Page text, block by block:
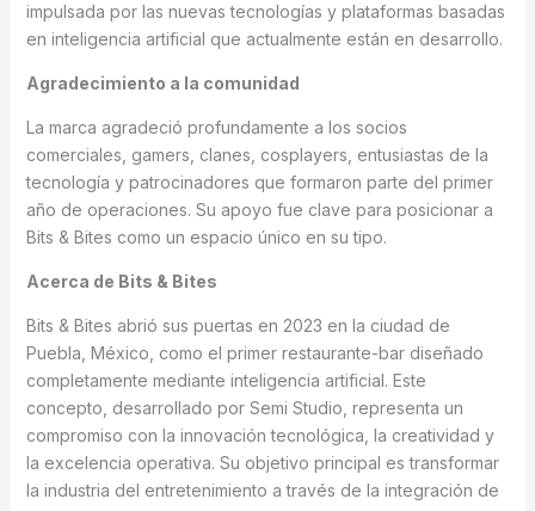
impulsada por las nuevas tecnologías y plataformas basadas
en inteligencia artificial que actualmente están en desarrollo.
Agradecimiento a la comunidad
La marca agradeció profundamente a los socios
comerciales, gamers, clanes, cosplayers, entusiastas de la
tecnología y patrocinadores que formaron parte del primer
año de operaciones. Su apoyo fue clave para posicionar a
Bits & Bites como un espacio único en su tipo.
Acerca de Bits & Bites
Bits & Bites abrió sus puertas en 2023 en la ciudad de
Puebla, México, como el primer restaurante-bar diseñado
completamente mediante inteligencia artificial. Este
concepto, desarrollado por Semi Studio, representa un
compromiso con la innovación tecnológica, la creatividad y
la excelencia operativa. Su objetivo principal es transformar
la industria del entretenimiento a través de la integración de